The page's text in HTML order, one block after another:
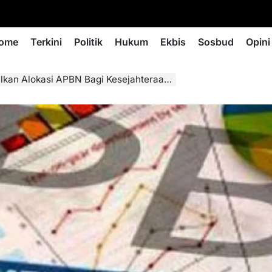
Terkini Politik Hukum Ekbis Sosbud Opini
APBN Bagi Kesejahteraan Rakyat